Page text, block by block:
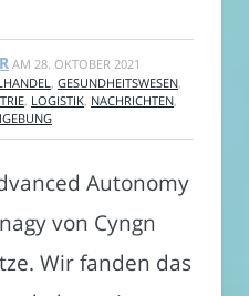
AM 28. OKTOBER 2021
GESUNDHEITSWESEN
LOGISTIK NACHRICHTEN
Autonomy
von Cyngn
Wir fanden das